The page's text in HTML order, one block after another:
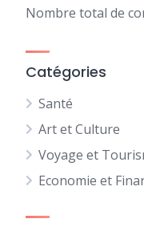
Nombre total de
Catégories
Santé
Art et Culture
Voyage et
Economie et